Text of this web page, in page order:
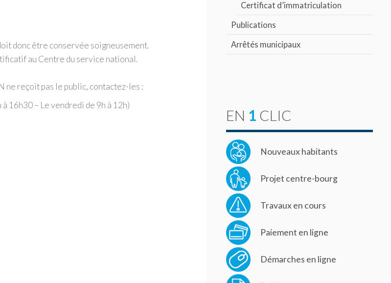
donc être conservée soigneusement.
au Centre du service national.
ne reçoit pas le public, contactez-les :
16h30 – Le vendredi de 9h à 12h)
Certificat d’immatriculation
Publications
Arrêtés municipaux
EN 1 CLIC
Nouveaux habitants
Projet centre-bourg
Travaux en cours
Paiement en ligne
Démarches en ligne